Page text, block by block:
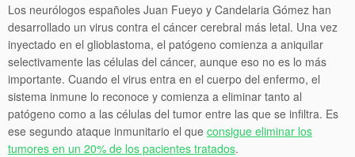
Los neurólogos españoles Juan Fueyo y Candelaria Gómez han
desarrollado un virus contra el cáncer cerebral más letal. Una vez
inyectado en el glioblastoma, el patógeno comienza a aniquilar
selectivamente las células del cáncer, aunque eso no es lo más
importante. Cuando el virus entra en el cuerpo del enfermo, el
sistema inmune lo reconoce y comienza a eliminar tanto al
patógeno como a las células del tumor entre las que se infiltra. Es
ese segundo ataque inmunitario el que consigue eliminar los
tumores en un 20% de los pacientes tratados.